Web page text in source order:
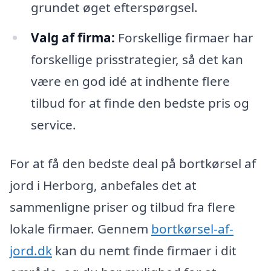
grundet øget efterspørgsel.
Valg af firma: Forskellige firmaer har
forskellige prisstrategier, så det kan
være en god idé at indhente flere
tilbud for at finde den bedste pris og
service.
For at få den bedste deal på bortkørsel af
jord i Herborg, anbefales det at
sammenligne priser og tilbud fra flere
lokale firmaer. Gennem bortkørsel-af-
jord.dk kan du nemt finde firmaer i dit